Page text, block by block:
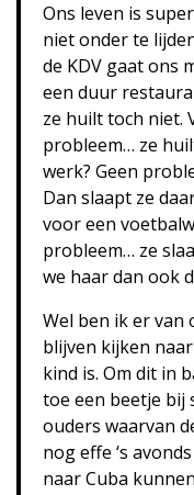
Ons leven is
niet onder te
de KDV gaat ons
een duur
ze huilt toch niet.
probleem… ze
werk? Geen
Dan slaapt ze
voor een
probleem… ze
we haar dan ook
Wel ben ik er van
blijven kijken
kind is. Om dit in
toe een beetje bij
ouders waarvan
nog effe ‘s
naar Cuba